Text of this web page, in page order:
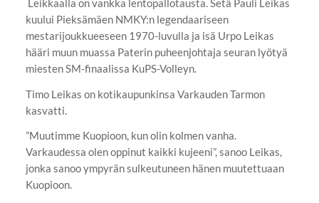
Leikkaalla on vankka lentopallotausta. Setä Pauli Leikas
kuului Pieksämäen NMKY:n legendaariseen
mestarijoukkueeseen 1970-luvulla ja isä Urpo Leikas
hääri muun muassa Paterin puheenjohtaja seuran lyötyä
miesten SM-finaalissa KuPS-Volleyn.
Timo Leikas on kotikaupunkinsa Varkauden Tarmon
kasvatti.
”Muutimme Kuopioon, kun olin kolmen vanha.
Varkaudessa olen oppinut kaikki kujeeni”, sanoo Leikas,
jonka sanoo ympyrän sulkeutuneen hänen muutettuaan
Kuopioon.